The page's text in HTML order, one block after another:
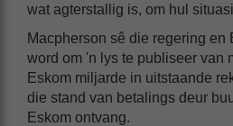
wat agterstallig is, om hul
Macpherson sê die regering en
word om 'n lys te publiseer van
Eskom miljarde in uitstaande
die stand van betalings deur
Eskom ontvang.